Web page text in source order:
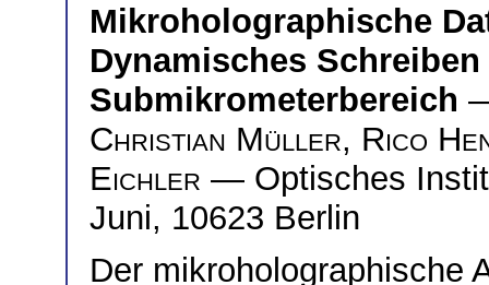
Mikroholographische
Dynamisches
Submikrometerbereich
Christian Müller, Rico
Eichler — Optisches
Juni, 10623 Berlin
Der mikroholographische